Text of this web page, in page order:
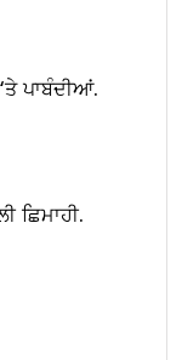
ਪਾਬੰਦੀਆਂ.
ਛਿਮਾਹੀ.